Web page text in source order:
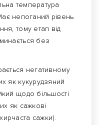
температура
Має непоганий рівень
тому етап від
без
негативному
як кукурудзяний
щодо більшості
як сажкові
сажки).